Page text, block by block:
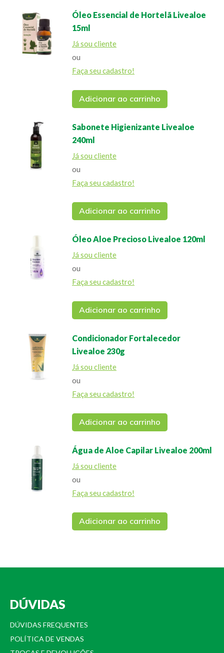
Óleo Essencial de Hortelã Livealoe
15ml
Já sou cliente
ou
Faça seu cadastro!
Adicionar ao carrinho
Sabonete Higienizante Livealoe
240ml
Já sou cliente
ou
Faça seu cadastro!
Adicionar ao carrinho
Óleo Aloe Precioso Livealoe 120ml
Já sou cliente
ou
Faça seu cadastro!
Adicionar ao carrinho
Condicionador Fortalecedor
Livealoe 230g
Já sou cliente
ou
Faça seu cadastro!
Adicionar ao carrinho
Água de Aloe Capilar Livealoe 200ml
Já sou cliente
ou
Faça seu cadastro!
Adicionar ao carrinho
DÚVIDAS
DÚVIDAS FREQUENTES
POLÍTICA DE VENDAS